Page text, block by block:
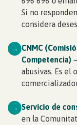
Si no
considera
→
CNMC
Competencia)
abusivas. Es el
→ Servicio de
en la